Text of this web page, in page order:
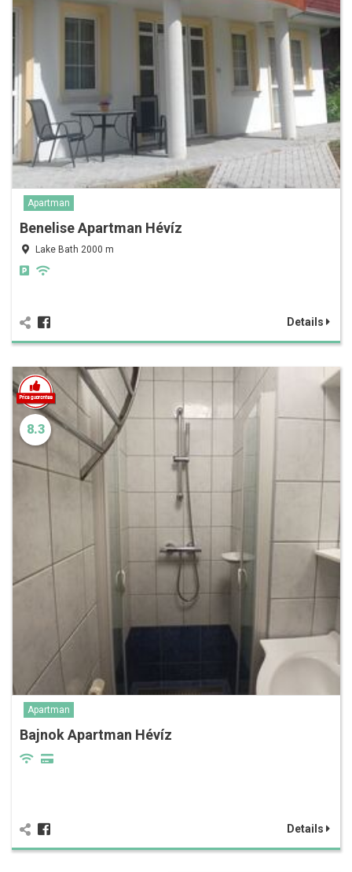
Apartman
Benelise Apartman Hévíz
Lake Bath 2000 m
Details
8.3
Apartman
Bajnok Apartman Hévíz
Details